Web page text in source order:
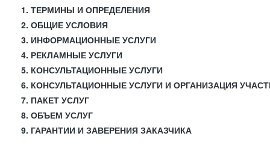
1. ТЕРМИНЫ И ОПРЕДЕЛЕНИЯ
2. ОБЩИЕ УСЛОВИЯ
3. ИНФОРМАЦИОННЫЕ УСЛУГИ
4. РЕКЛАМНЫЕ УСЛУГИ
5. КОНСУЛЬТАЦИОННЫЕ УСЛУГИ
6. КОНСУЛЬТАЦИОННЫЕ УСЛУГИ И ОРГАНИЗАЦИЯ
7. ПАКЕТ УСЛУГ
8. ОБЪЕМ УСЛУГ
9. ГАРАНТИИ И ЗАВЕРЕНИЯ ЗАКАЗЧИКА